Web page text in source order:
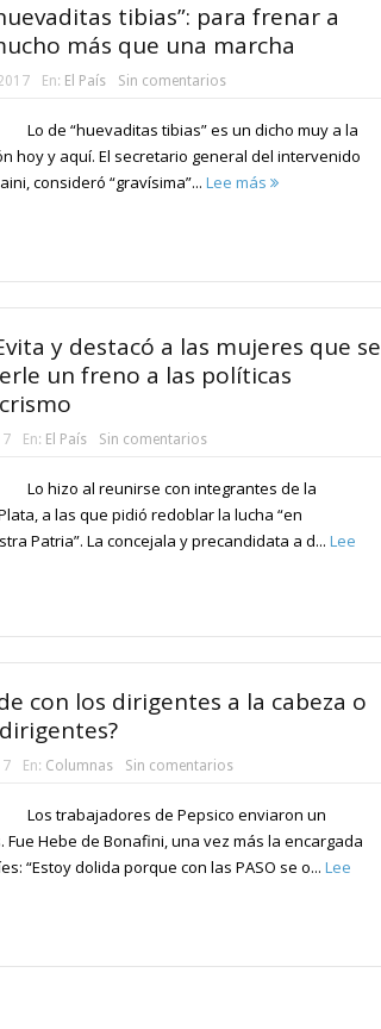
tibias”: para frenar a
más que una marcha
En: El País Sin comentarios
Lo de “huevaditas tibias” es un dicho muy a la
hoy y aquí. El secretario general del intervenido
consideró “gravísima”... Lee más
y destacó a las mujeres que se
un freno a las políticas
En: El País Sin comentarios
Lo hizo al reunirse con integrantes de la
a las que pidió redoblar la lucha “en
Patria”. La concejala y precandidata a d... Lee
con los dirigentes a la cabeza o
En: Columnas Sin comentarios
Los trabajadores de Pepsico enviaron un
Hebe de Bonafini, una vez más la encargada
“Estoy dolida porque con las PASO se o... Lee